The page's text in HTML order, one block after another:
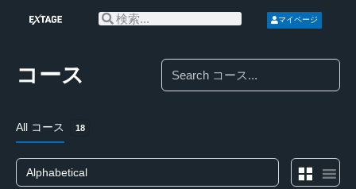
マイページ
コース Search
All コース 18